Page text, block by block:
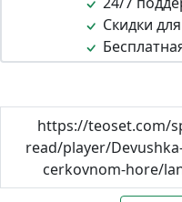
Скидки
https://teoset.com/
read/player/
cerkovnom-hore/